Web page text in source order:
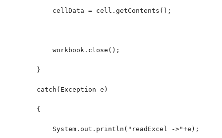
cellData = cell.getContents();
workbook.close();
}
catch(Exception e)
{
System.out.println("readExcel ->"+e);